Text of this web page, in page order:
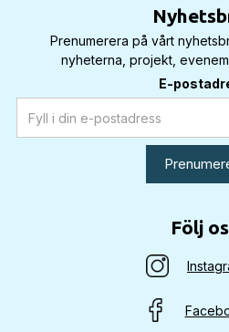
Prenumerera på vårt
nyheterna, projekt,
E-
Följ